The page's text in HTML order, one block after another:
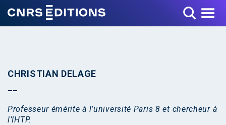
Toggle Menu
CHRISTIAN DELAGE
Professeur émérite à l’université Paris 8 et chercheur à
l’IHTP.